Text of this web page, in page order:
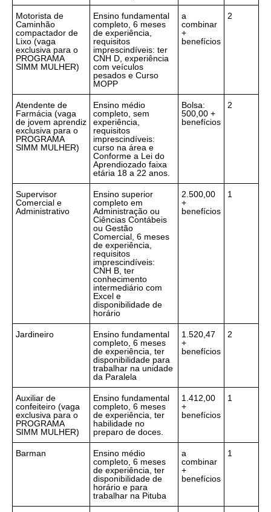
Motorista de
Caminhão
compactador de
Lixo (vaga
exclusiva para o
PROGRAMA
SIMM MULHER)
Ensino fundamental
completo, 6 meses
de experiência,
requisitos
imprescindíveis: ter
CNH D, experiência
com veículos
pesados e Curso
MOPP
a
combinar
+
benefícios
2
Atendente de
Farmácia (vaga
de jovem aprendiz
exclusiva para o
PROGRAMA
SIMM MULHER)
Ensino médio
completo, sem
experiência,
requisitos
imprescindíveis:
curso na área e
Conforme a Lei do
Aprendiozado faixa
etária 18 a 22 anos.
Bolsa:
500,00 +
benefícios
2
Supervisor
Comercial e
Administrativo
Ensino superior
completo em
Administração ou
Ciências Contábeis
ou Gestão
Comercial, 6 meses
de experiência,
requisitos
imprescindíveis:
CNH B, ter
conhecimento
intermediário com
Excel e
disponibilidade de
horário
2.500,00
+
benefícios
1
Jardineiro
Ensino fundamental
completo, 6 meses
de experiência, ter
disponibilidade para
trabalhar na unidade
da Paralela
1.520,47
+
benefícios
2
Auxiliar de
confeiteiro (vaga
exclusiva para o
PROGRAMA
SIMM MULHER)
Ensino fundamental
completo, 6 meses
de experiência, ter
habilidade no
preparo de doces.
1.412,00
+
benefícios
1
Barman
Ensino médio
completo, 6 meses
de experiência, ter
disponibilidade de
horário e para
trabalhar na Pituba
a
combinar
+
benefícios
1